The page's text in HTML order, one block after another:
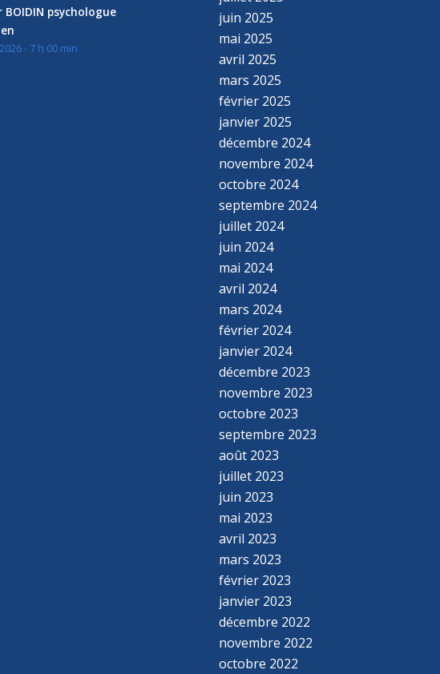
BOIDIN psychologue
- 7 h 00 min
juin 2025
mai 2025
avril 2025
mars 2025
février 2025
janvier 2025
décembre 2024
novembre 2024
octobre 2024
septembre 2024
juillet 2024
juin 2024
mai 2024
avril 2024
mars 2024
février 2024
janvier 2024
décembre 2023
novembre 2023
octobre 2023
septembre 2023
août 2023
juillet 2023
juin 2023
mai 2023
avril 2023
mars 2023
février 2023
janvier 2023
décembre 2022
novembre 2022
octobre 2022